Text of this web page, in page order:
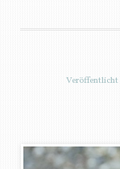
ZUM INHALT SPRINGEN
Veröffentlicht